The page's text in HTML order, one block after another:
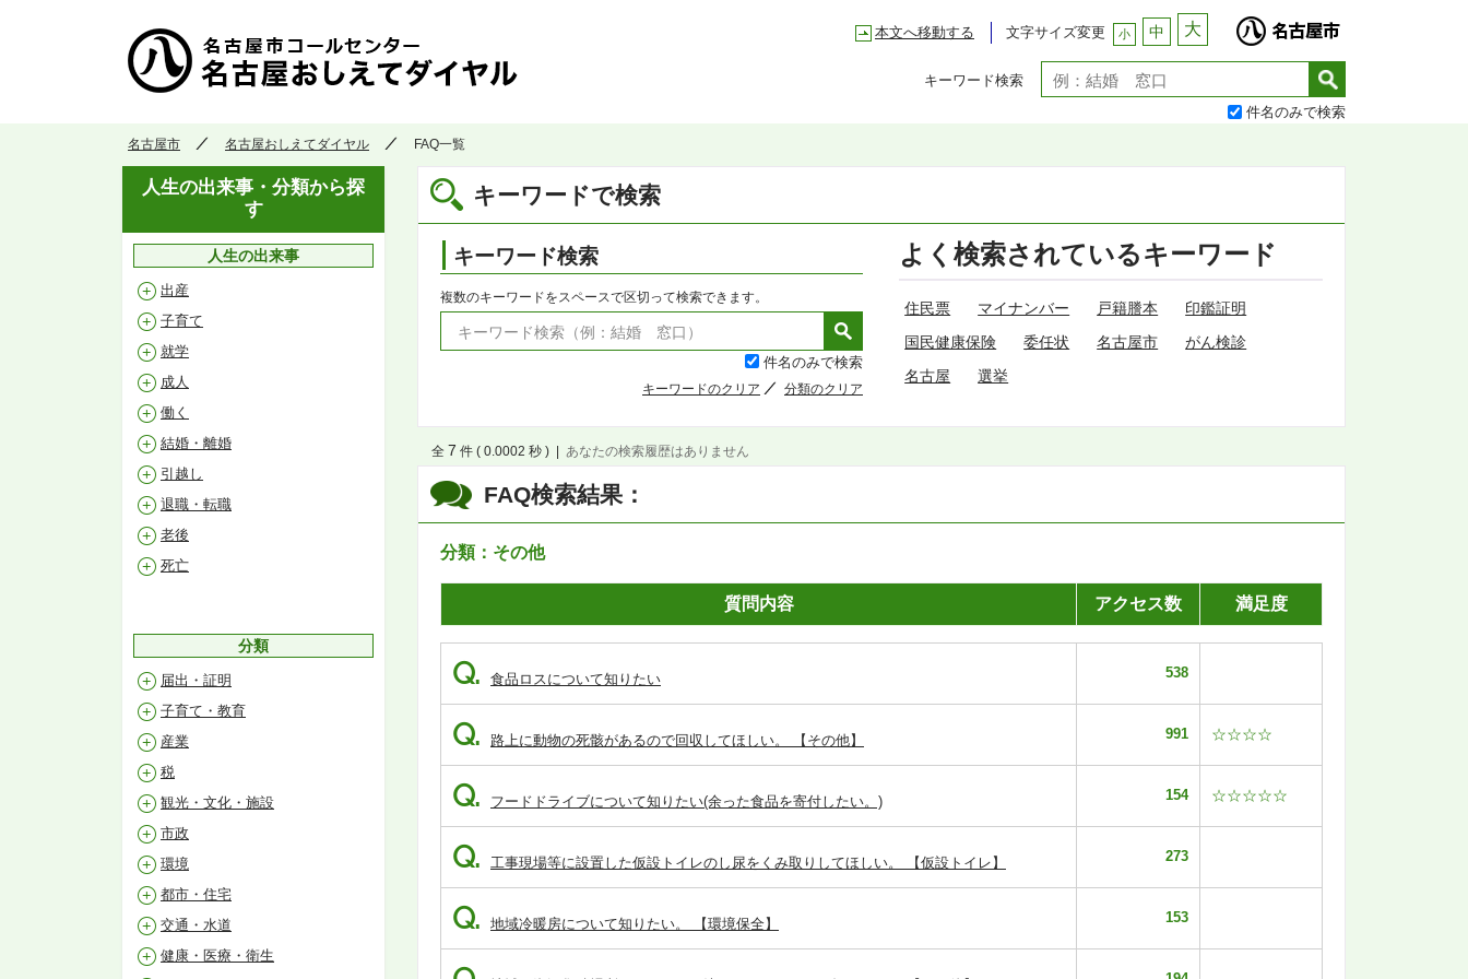
本文へ移動する 文字サイズ変更 小 中 大
キーワード検索
件名のみで検索
名古屋市 名古屋おしえてダイヤル FAQ一覧
キーワードで検索
キーワード検索
複数のキーワードをスペースで区切って検索できます。
件名のみで検索
キーワードのクリア 分類のクリア
よく検索されているキーワード
住民票 マイナンバー 戸籍謄本
印鑑証明
国民健康保険
委任状 名古屋市
がん検診
名古屋
選挙
FAQ検索結果：
分類：その他
全 7 件 ( 0.0002 秒 ) あなたの検索履歴はありません
質問内容 アクセス数 満足度
Q. 食品ロスについて知りたい 538
Q. 路上に動物の死骸があるので回収してほしい。 【その他】 991 ☆☆☆☆
Q. フードドライブについて知りたい(余った食品を寄付したい。) 154 ☆☆☆☆☆
Q. 工事現場等に設置した仮設トイレのし尿をくみ取りしてほしい。 【仮設トイレ】 273
Q. 地域冷暖房について知りたい。 【環境保全】 153
人生の出来事・分類から探
す
人生の出来事
出産
子育て
就学
成人
働く
結婚・離婚
引越し
退職・転職
老後
死亡
分類
届出・証明
子育て・教育
産業
税
観光・文化・施設
市政
環境
都市・住宅
交通・水道
健康・医療・衛生